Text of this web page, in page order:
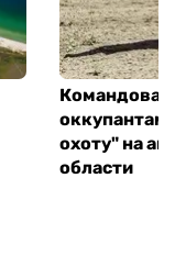
оккупантам
охоту" на
области